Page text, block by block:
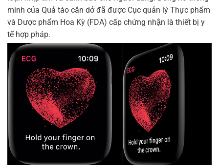
minh của Quả táo cắn dở đã được Cục quản lý Thực phẩm
và Dược phẩm Hoa Kỳ (FDA) cấp chứng nhận là thiết bị y
tế hợp pháp.